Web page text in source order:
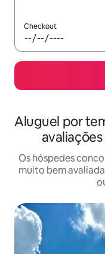
Checkout
Aluguel por
Os hóspedes
muito bem